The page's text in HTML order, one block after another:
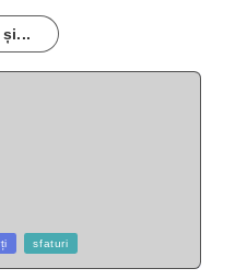
sfaturi